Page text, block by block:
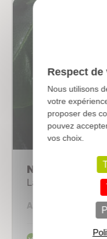
NERIUM
Laurier rose
A partir de
Respect
Nous utilisons
votre
proposer des
pouvez
vos choix.